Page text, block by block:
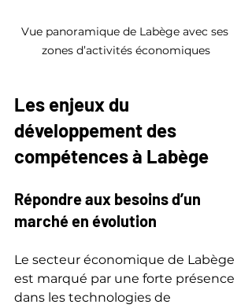
Vue panoramique de Labège avec ses
zones d’activités économiques
Les enjeux du
développement des
compétences à Labège
Répondre aux besoins d’un
marché en évolution
Le secteur économique de Labège
est marqué par une forte présence
dans les technologies de